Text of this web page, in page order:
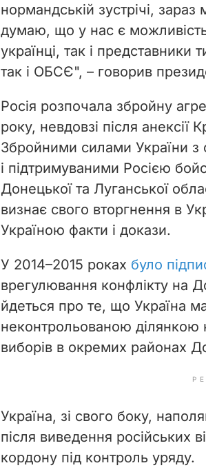
нормандській зустрічі,
думаю, що у нас є
українці, так і представники
так і ОБСЄ", – говорив
Росія розпочала збройну
року, невдовзі після анексії
Збройними силами України з
і підтримуваними Росією
Донецької та Луганської
визнає свого вторгнення в
Україною факти і докази.
У 2014–2015 роках було
врегулювання конфлікту на
йдеться про те, що Україна
неконтрольованою ділянкою
виборів в окремих районах
Україна, зі свого боку,
після виведення російських
кордону під контроль уряду.